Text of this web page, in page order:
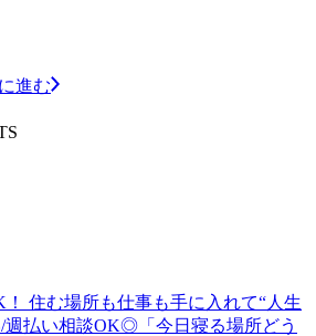
進む
住む場所も仕事も手に入れて“人生
週払い相談OK◎「今日寝る場所どう